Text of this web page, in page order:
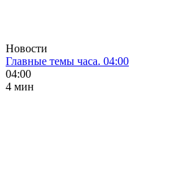
Новости
Главные темы часа. 04:00
04:00
4 мин